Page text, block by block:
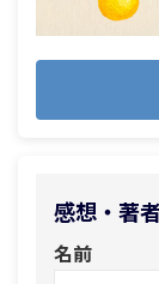
感想・著
名前